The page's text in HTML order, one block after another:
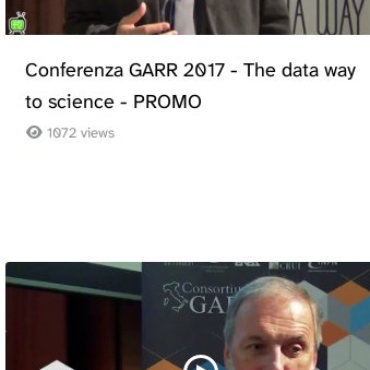
Conferenza GARR 2017 - The data way
to science - PROMO
1072 views